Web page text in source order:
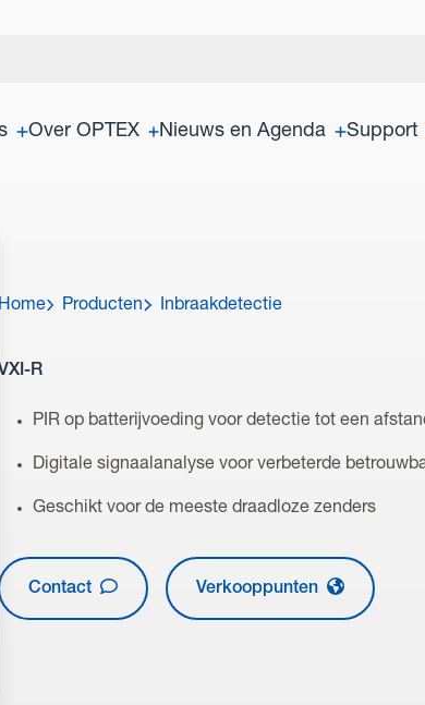
Over OPTEX Nieuws en Agenda Support
Home Producten Inbraakdetectie
VXI-R
PIR op batterijvoeding voor detectie tot een
Digitale signaalanalyse voor verbeterde
Geschikt voor de meeste draadloze zenders
Contact Verkooppunten